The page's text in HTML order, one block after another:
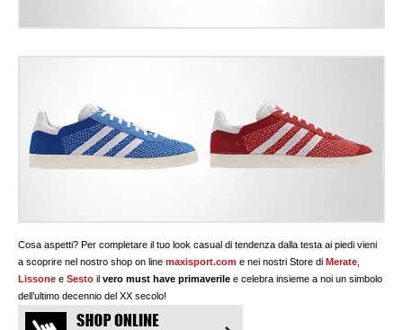
Cosa aspetti? Per completare il tuo look casual di tendenza dalla testa ai piedi vieni
a scoprire nel nostro shop on linemaxisport.com e nei nostri Store diMerate
Lissone eSesto ilvero must have primaverile e celebra insieme a noi un simbolo
dell’ultimo decennio del XX secolo!